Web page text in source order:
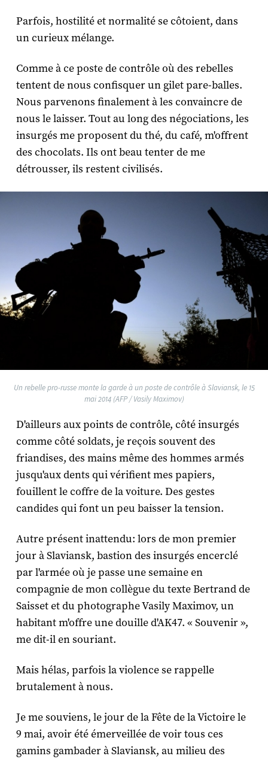
Parfois, hostilité et normalité se côtoient, dans
un curieux mélange.
Comme à ce poste de contrôle où des rebelles
tentent de nous confisquer un gilet pare-balles.
Nous parvenons finalement à les convaincre de
nous le laisser. Tout au long des négociations, les
insurgés me proposent du thé, du café, m'offrent
des chocolats. Ils ont beau tenter de me
détrousser, ils restent civilisés.
Un rebelle pro-russe monte la garde à un poste de contrôle à Slaviansk, le 15
mai 2014 (AFP / Vasily Maximov)
D'ailleurs aux points de contrôle, côté insurgés
comme côté soldats, je reçois souvent des
friandises, des mains même des hommes armés
jusqu'aux dents qui vérifient mes papiers,
fouillent le coffre de la voiture. Des gestes
candides qui font un peu baisser la tension.
Autre présent inattendu: lors de mon premier
jour à Slaviansk, bastion des insurgés encerclé
par l'armée où je passe une semaine en
compagnie de mon collègue du texte Bertrand de
Saisset et du photographe Vasily Maximov, un
habitant m'offre une douille d'AK47. « Souvenir »,
me dit-il en souriant.
Mais hélas, parfois la violence se rappelle
brutalement à nous.
Je me souviens, le jour de la Fête de la Victoire le
9 mai, avoir été émerveillée de voir tous ces
gamins gambader à Slaviansk, au milieu des